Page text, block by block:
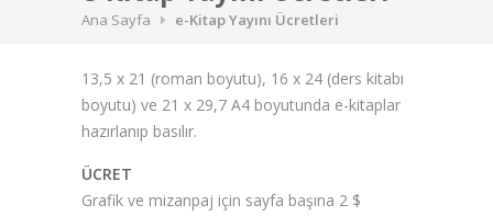
Ana Sayfa e-Kitap Yayını Ücretleri
13,5 x 21 (roman boyutu), 16 x 24 (ders kitabı
boyutu) ve 21 x 29,7 A4 boyutunda e-kitaplar
hazırlanıp basılır.
ÜCRET
Grafik ve mizanpaj için sayfa başına 2 $